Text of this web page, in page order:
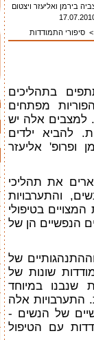
בירמן ואליעזר ויצטום
סיפורי התמודדות
בתהליכים
מפתחים
למצבים אלה יש
להביא ילדים
ופרופ' אליעזר
את תהליכי
והתערבויות
המצויים בטיפולי
הנפשיים הן של
של
שונות של
שנבנו במיוחד
התערבויות אלה
של הנשים -
עם הטיפול